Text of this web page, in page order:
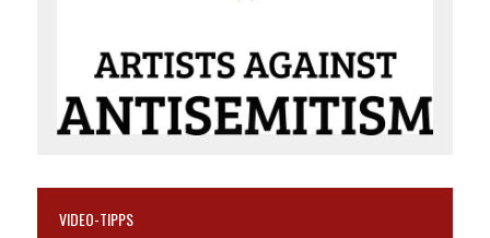
VIDEO-TIPPS